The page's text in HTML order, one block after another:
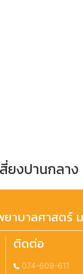
ยงปานกลาง
าบาลศาสตร์
ติดต่อ
074-609-611